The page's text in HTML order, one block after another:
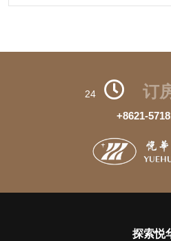
24 订
+8621-
探索悦